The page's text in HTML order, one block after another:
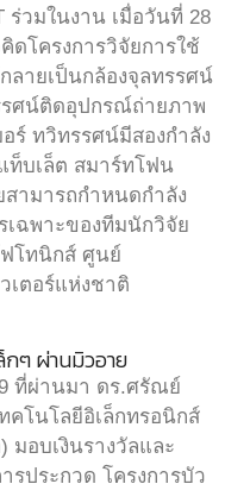
ร่วมในงาน เมื่อวันที่ 28
ดโครงการวิจัยการใช้
ลายเป็นกล้องจุลทรรศน์
รศน์ติดอุปกรณ์ถ่ายภาพ
ร์ ทวิทรรศน์มีสองกำลัง
ท็บเล็ต สมาร์ทโฟน
ามารถกำหนดกำลัง
ฉพาะของทีมนักวิจัย
โทนิกส์ ศูนย์
เตอร์แห่งชาติ
ๆ ผ่านมิวอาย
ที่ผ่านมา ดร.ศรัณย์
คโนโลยีอิเล็กทรอนิกส์
มอบเงินรางวัลและ
รประกวด โครงการบัว